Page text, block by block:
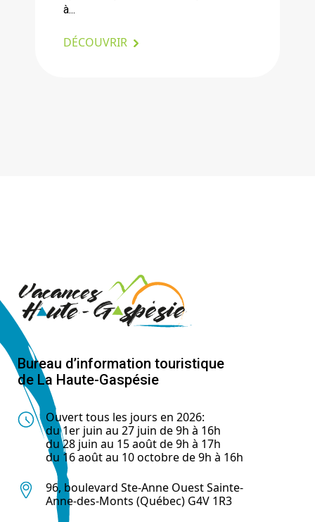
à...
DÉCOUVRIR
Bureau d’information touristique
de La Haute-Gaspésie
Ouvert tous les jours en 2026:
du 1er juin au 27 juin de 9h à 16h
du 28 juin au 15 août de 9h à 17h
du 16 août au 10 octobre de 9h à 16h
96, boulevard Ste-Anne Ouest Sainte-
Anne-des-Monts (Québec) G4V 1R3